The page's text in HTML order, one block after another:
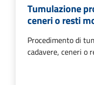
Tumulazione
ceneri o resti
Procedimento di
cadavere, ceneri o